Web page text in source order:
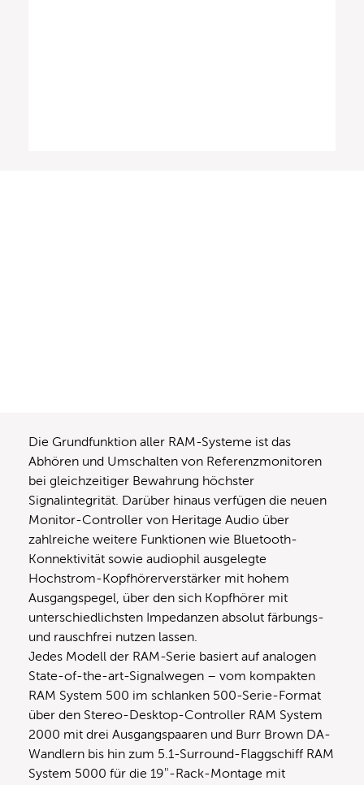
Die Grundfunktion aller RAM-Systeme ist das
Abhören und Umschalten von Referenzmonitoren
bei gleichzeitiger Bewahrung höchster
Signalintegrität. Darüber hinaus verfügen die neuen
Monitor-Controller von Heritage Audio über
zahlreiche weitere Funktionen wie Bluetooth-
Konnektivität sowie audiophil ausgelegte
Hochstrom-Kopfhörerverstärker mit hohem
Ausgangspegel, über den sich Kopfhörer mit
unterschiedlichsten Impedanzen absolut färbungs-
und rauschfrei nutzen lassen.
Jedes Modell der RAM-Serie basiert auf analogen
State-of-the-art-Signalwegen – vom kompakten
RAM System 500 im schlanken 500-Serie-Format
über den Stereo-Desktop-Controller RAM System
2000 mit drei Ausgangspaaren und Burr Brown DA-
Wandlern bis hin zum 5.1-Surround-Flaggschiff RAM
System 5000 für die 19″-Rack-Montage mit